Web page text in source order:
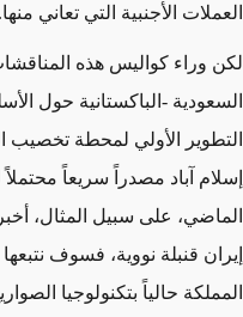
العملات الأجنبية التي تعاني منها.
لكن وراء كواليس هذه
السعودية -الباكستانية حول
التطوير الأولي لمحطة تخصيب
إسلام آباد مصدراً سريعاً
إيران قنبلة نووية، فسوف
المملكة حالياً بتكنولوجيا